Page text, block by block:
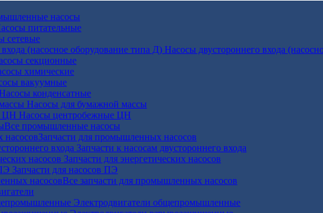
насосы
питательные
сетевые
Насосы двустороннего входа
секционные
химические
вакуумные
конденсатные
Насосы для бумажной массы
Насосы центробежные ЦН
Все промышленные насосы
Запчасти для промышленных насосов
Запчасти к насосам двустороннего входа
Запчасти для энергетических насосов
Запчасти для насосов ПЭ
Все запчасти для промышленных насосов
Электродвигатели общепромышленные